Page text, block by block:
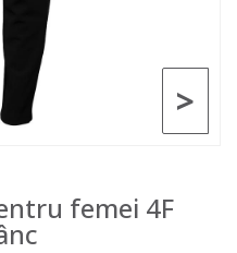
>
femei 4F